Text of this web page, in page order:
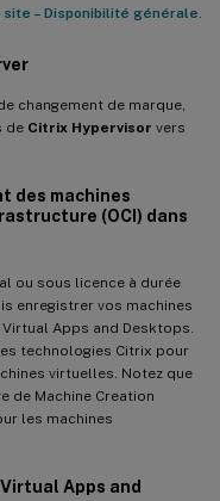
– Disponibilité générale
changement de marque,
de Citrix Hypervisor vers
des machines
(OCI) dans
ou sous licence à durée
enregistrer vos machines
Apps and Desktops.
technologies Citrix pour
virtuelles. Notez que
de Machine Creation
les machines
Apps and